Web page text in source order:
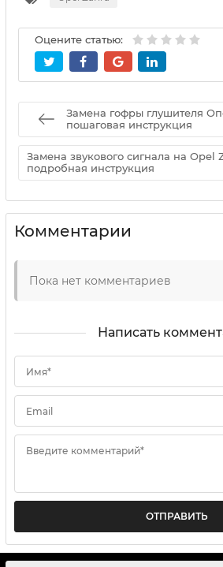
Оцените статью:
Замена гофры глушителя
пошаговая инструкция
Замена звукового сигнала на Opel
подробная инструкция
Комментарии
Пока нет комментариев
Написать
Имя*
Email
Введите комментарий*
ОТПРАВИТЬ